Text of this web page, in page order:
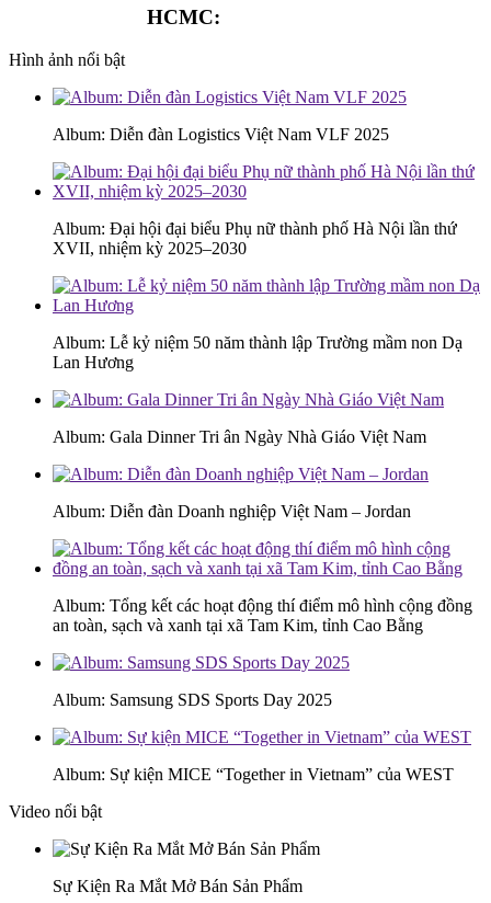
HCMC:
Hình ảnh nổi bật
Album: Diễn đàn Logistics Việt Nam VLF 2025
Album: Đại hội đại biểu Phụ nữ thành phố Hà Nội lần thứ
XVII, nhiệm kỳ 2025–2030
Album: Lễ kỷ niệm 50 năm thành lập Trường mầm non Dạ
Lan Hương
Album: Gala Dinner Tri ân Ngày Nhà Giáo Việt Nam
Album: Diễn đàn Doanh nghiệp Việt Nam – Jordan
Album: Tổng kết các hoạt động thí điểm mô hình cộng đồng
an toàn, sạch và xanh tại xã Tam Kim, tỉnh Cao Bằng
Album: Samsung SDS Sports Day 2025
Album: Sự kiện MICE “Together in Vietnam” của WEST
Video nổi bật
Sự Kiện Ra Mắt Mở Bán Sản Phẩm